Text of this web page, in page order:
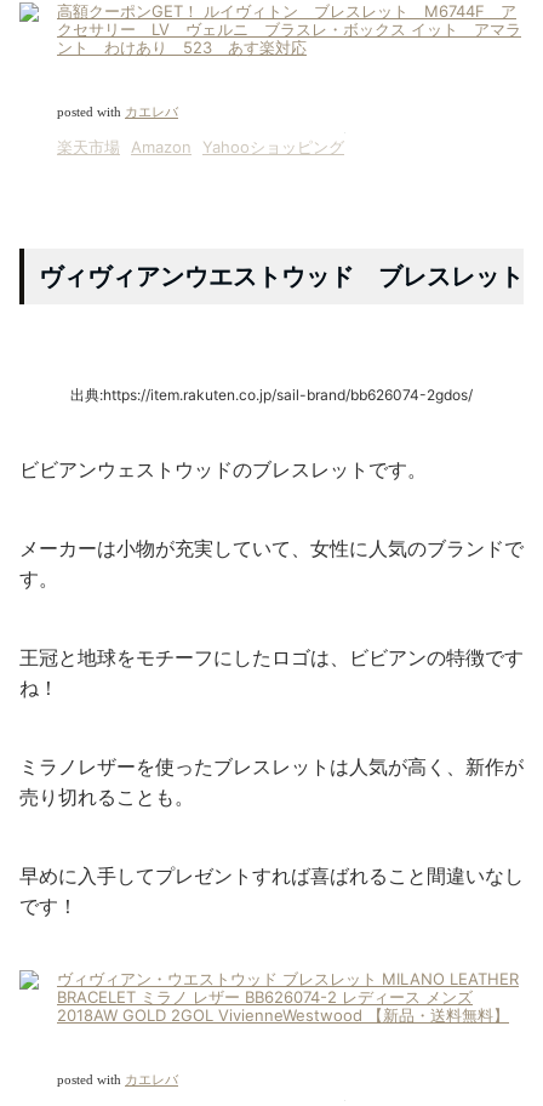
高額クーポンGET！ ルイヴィトン ブレスレット M6744F ア
クセサリー LV ヴェルニ ブラスレ・ボックス イット アマラ
ント わけあり 523 あす楽対応
posted with カエレバ
楽天市場 Amazon Yahooショッピング
ヴィヴィアンウエストウッド ブレスレット
出典:https://item.rakuten.co.jp/sail-brand/bb626074-2gdos/
ビビアンウェストウッドのブレスレットです。
メーカーは小物が充実していて、女性に人気のブランドで
す。
王冠と地球をモチーフにしたロゴは、ビビアンの特徴です
ね！
ミラノレザーを使ったブレスレットは人気が高く、新作が
売り切れることも。
早めに入手してプレゼントすれば喜ばれること間違いなし
です！
ヴィヴィアン・ウエストウッド ブレスレット MILANO LEATHER
BRACELET ミラノ レザー BB626074-2 レディース メンズ
2018AW GOLD 2GOL VivienneWestwood 【新品・送料無料】
posted with カエレバ